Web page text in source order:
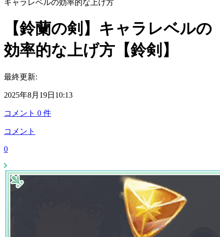
キャラレベルの効率的な上げ方
【鈴蘭の剣】キャラレベルの
効率的な上げ方【鈴剣】
最終更新:
2025年8月19日10:13
コメント 0 件
コメント
0